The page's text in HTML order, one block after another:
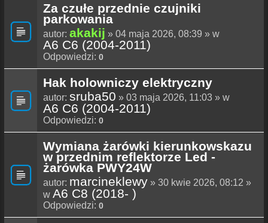
Za czułe przednie czujniki
parkowania
autor: akakij » 04 maja 2026, 08:39 » w
A6 C6 (2004-2011)
Odpowiedzi: 0
Hak holowniczy elektryczny
autor: sruba50 » 03 maja 2026, 11:03 » w
A6 C6 (2004-2011)
Odpowiedzi: 0
Wymiana żarówki kierunkowskazu
w przednim reflektorze Led -
żarówka PWY24W
autor: marcineklewy » 30 kwie 2026, 08:12 »
w A6 C8 (2018- )
Odpowiedzi: 0